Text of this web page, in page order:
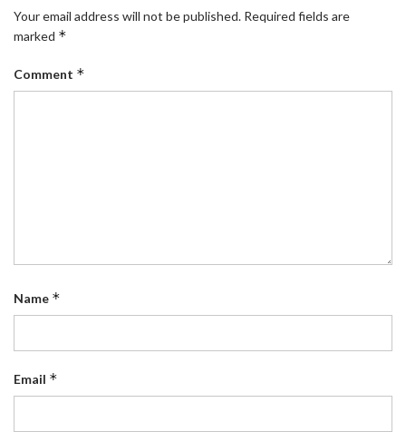
Your email address will not be published. Required fields are
marked *
Comment *
Name *
Email *